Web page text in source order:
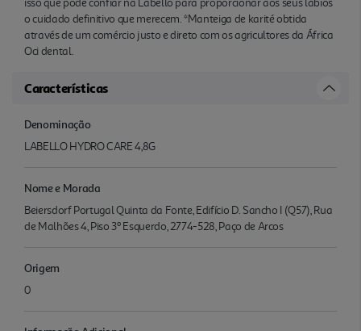
o cuidado definitivo que merecem. *Manteiga de karité obtida
através de um comércio justo e direto com os agricultores da África
Oci dental.
Características
Denominação
LABELLO HYDRO CARE 4,8G
Nome e Morada
Beiersdorf Portugal Quinta da Fonte, Edifício D. Sancho I (Q57), Rua
de Malhões 4, Piso 3º Esquerdo, 2774-528, Paço de Arcos
Origem
0